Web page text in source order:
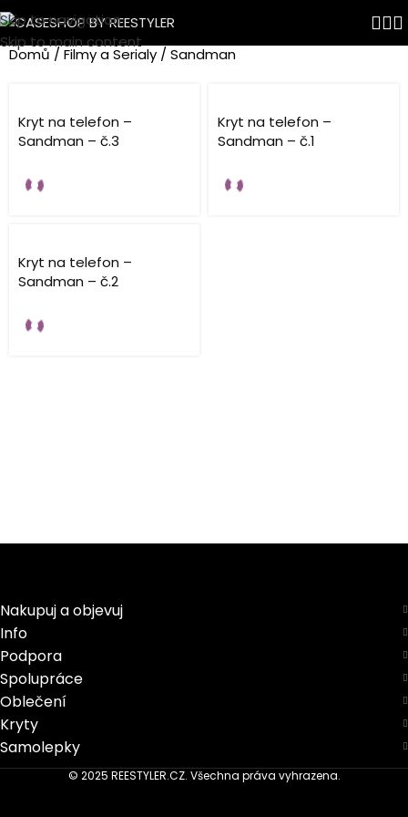
Skip to navigation
Skip to main content
Sandman
Domů Filmy a Serialy Sandman
Kryt na telefon –
Sandman – č.3
Kryt na telefon –
Sandman – č.1
Kryt na telefon –
Sandman – č.2
Nakupuj a objevuj
Info
Podpora
Spolupráce
Oblečení
Kryty
Samolepky
© 2025 REESTYLER.CZ. Všechna práva vyhrazena.